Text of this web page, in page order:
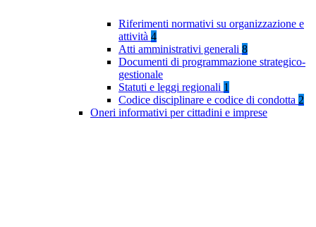
Riferimenti normativi su organizzazione e
attività 4
Atti amministrativi generali 8
Documenti di programmazione strategico-
gestionale
Statuti e leggi regionali 1
Codice disciplinare e codice di condotta 2
Oneri informativi per cittadini e imprese